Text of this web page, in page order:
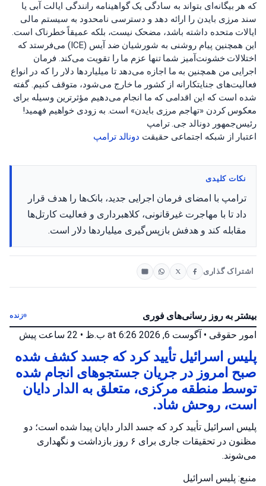
که هر بیگانه‌ای بتواند به سادگی یک گواهینامه رانندگی ایالت آبی یا
سند مرزی بایدن را ارائه دهد و دسترسی نامحدود به سیستم مالی
ایالات متحده داشته باشد، مضحک نیست، بلکه عمیقاً خطرناک است.
این همچنین پیام روشنی به شورشیان ضد آیس (ICE) می‌فرستد که
اختلالات خشونت‌آمیز شما تنها عزم ما را تقویت می‌کند. فرمان
اجرایی من همچنین به ما اجازه می‌دهد تا میلیاردها دلار را که در انواع
فعالیت‌های جنایتکارانه از کشور ما خارج می‌شود، متوقف کنیم. گفته
شده است که این اقدامی که ما انجام می‌دهیم مؤثرترین وسیله برای
معکوس کردن «تهاجم مرزی بایدن» است. به زودی خواهیم فهمید!
رئیس‌جمهور دونالد جی. ترامپ
اعتبار از شبکه اجتماعی حقیقت دونالد ترامپ
نکات کلیدی
ترامپ با امضای فرمان اجرایی جدید، بانک‌ها را هدف قرار
داد تا با مهاجرت غیرقانونی، کلاهبرداری و فعالیت کارتل‌ها
مقابله کند و هدفش بازپس‌گیری میلیاردها دلار است.
اشتراک گذاری
بیشتر به روز رسانی‌های فوری زنده
امور حقوقی • آگوست 6, 2026 at 6:26 ب.ظ • 22 ساعت پیش
پلیس اسرائیل تأیید کرد که جسد کشف شده
صبح امروز در جریان جستجوهای انجام شده
توسط منطقه مرکزی، متعلق به الدار دایان
است، روحش شاد.
پلیس اسرائیل تأیید کرد که جسد الدار دایان پیدا شده است؛ دو
مظنون در تحقیقات جاری برای ۶ روز بازداشت و نگهداری
می‌شوند.
منبع: پلیس اسرائیل